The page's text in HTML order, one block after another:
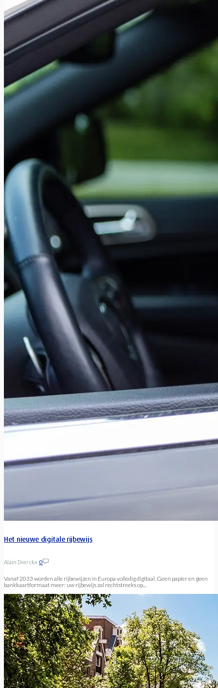
Het nieuwe digitale rijbewijs
Alain Dierckx 0
Vanaf 2033 worden alle rijbewijzen in Europa volledig digitaal. Geen papier en geen
bankkaartformaat meer: uw rijbewijs zal rechtstreeks op...